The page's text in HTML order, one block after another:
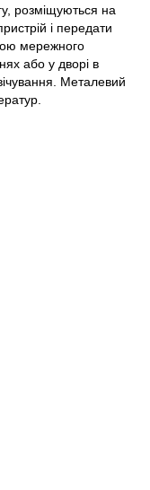
розміщуються на
і передати
мережного
або у дворі в
Металевий